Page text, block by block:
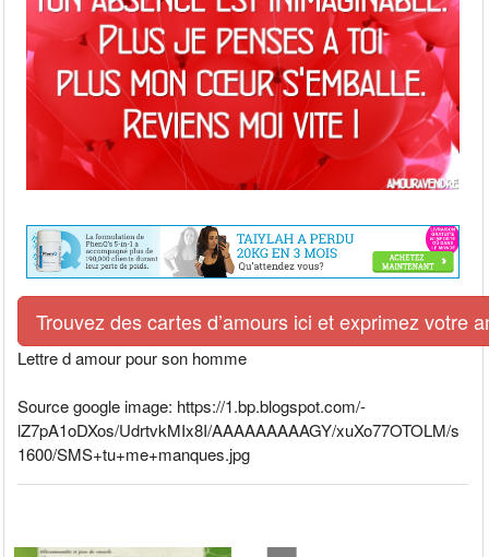
Trouvez des cartes d’amours ici et exprimez votre
Lettre d amour pour son homme
Source google image: https://1.bp.blogspot.com/-
lZ7pA1oDXos/UdrtvkMIx8I/AAAAAAAAAGY/xuXo77OTOLM/s
1600/SMS+tu+me+manques.jpg